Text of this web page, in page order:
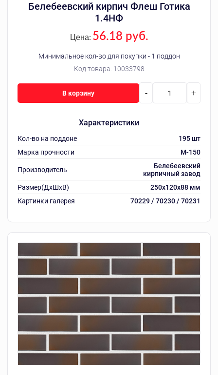
Белебеевский кирпич Флеш Готика
1.4НФ
Код товара: 10033798
Цена: 56.18 руб.
Минимальное кол-во для покупки - 1 поддон
Характеристики
Кол-во на поддоне
195 шт
Марка прочности
M-150
Производитель
Белебеевский
кирпичный завод
Размер(ДхШхВ)
250х120х88 мм
Картинки галерея
70229 / 70230 / 70231
- +
В корзину